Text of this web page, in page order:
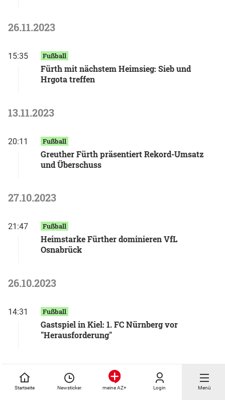
Startseite Newsticker meine AZ+ Login Menü
26.11.2023
15:35 Fußball
Fürth mit nächstem Heimsieg: Sieb und
Hrgota treffen
13.11.2023
20:11 Fußball
Greuther Fürth präsentiert Rekord-Umsatz
und Überschuss
27.10.2023
21:47 Fußball
Heimstarke Fürther dominieren VfL
Osnabrück
26.10.2023
14:31 Fußball
Gastspiel in Kiel: 1. FC Nürnberg vor
"Herausforderung"